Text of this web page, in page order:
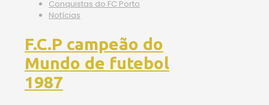
Conquistas do FC Porto
Notícias
F.C.P campeão do
Mundo de futebol
1987